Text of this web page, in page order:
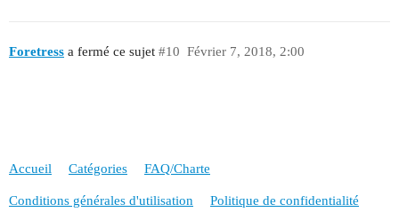
Foretress a fermé ce sujet Février 7, 2018, 2:00
#10
Accueil Catégories FAQ/Charte
Conditions générales d'utilisation Politique de confidentialité